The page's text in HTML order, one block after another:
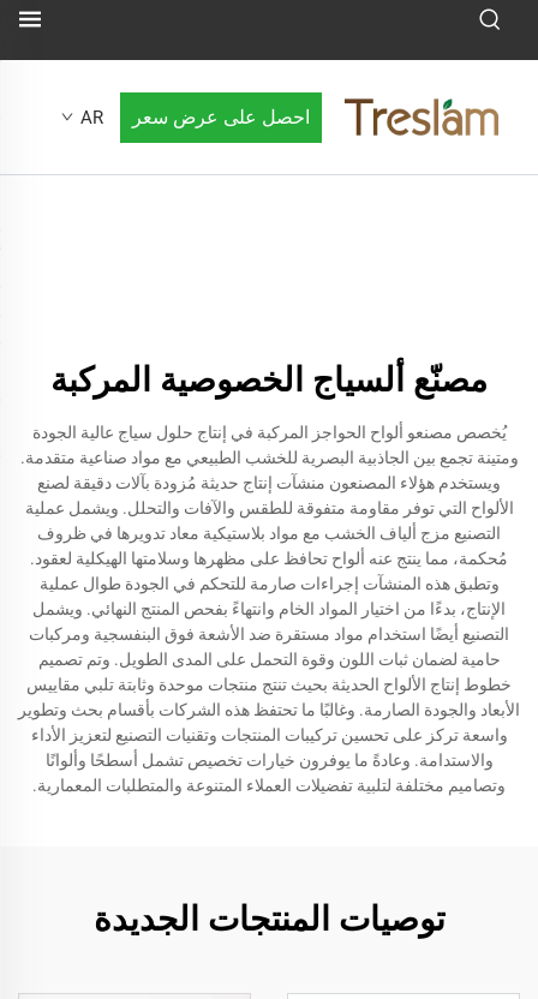
احصل على عرض سعر AR
مصنّع ألسياج الخصوصية المركبة
يُخصص مصنعو ألواح الحواجز المركبة في إنتاج حلول سياج عالية الجودة
ومتينة تجمع بين الجاذبية البصرية للخشب الطبيعي مع مواد صناعية متقدمة.
ويستخدم هؤلاء المصنعون منشآت إنتاج حديثة مُزودة بآلات دقيقة لصنع
الألواح التي توفر مقاومة متفوقة للطقس والآفات والتحلل. ويشمل عملية
التصنيع مزج ألياف الخشب مع مواد بلاستيكية معاد تدويرها في ظروف
مُحكمة، مما ينتج عنه ألواح تحافظ على مظهرها وسلامتها الهيكلية لعقود.
وتطبق هذه المنشآت إجراءات صارمة للتحكم في الجودة طوال عملية
الإنتاج، بدءًا من اختيار المواد الخام وانتهاءً بفحص المنتج النهائي. ويشمل
التصنيع أيضًا استخدام مواد مستقرة ضد الأشعة فوق البنفسجية ومركبات
حامية لضمان ثبات اللون وقوة التحمل على المدى الطويل. وتم تصميم
خطوط إنتاج الألواح الحديثة بحيث تنتج منتجات موحدة وثابتة تلبي مقاييس
الأبعاد والجودة الصارمة. وغالبًا ما تحتفظ هذه الشركات بأقسام بحث وتطوير
واسعة تركز على تحسين تركيبات المنتجات وتقنيات التصنيع لتعزيز الأداء
والاستدامة. وعادةً ما يوفرون خيارات تخصيص تشمل أسطحًا وألوانًا
وتصاميم مختلفة لتلبية تفضيلات العملاء المتنوعة والمتطلبات المعمارية.
توصيات المنتجات الجديدة